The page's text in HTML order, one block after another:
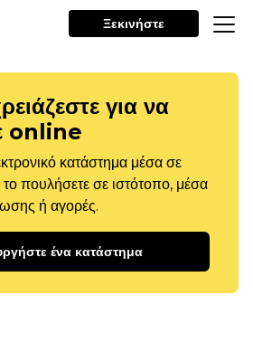
Ξεκινήστε
για να
online
κατάστημα μέσα σε
το πουλήσετε σε ιστότοπο, μέσα
ή αγορές.
ένα κατάστημα